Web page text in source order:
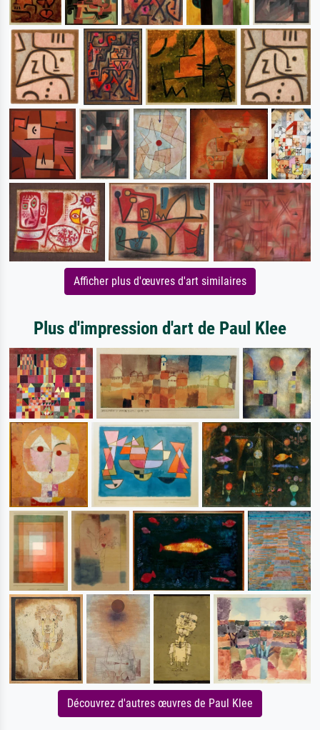
Afficher plus d'œuvres d'art similaires
Plus d'impression d'art de Paul Klee
Découvrez d'autres œuvres de Paul Klee